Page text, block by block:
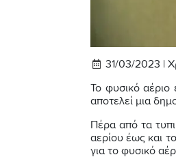
31/03/2023 |
Το φυσικό αέριο
αποτελεί μια
Πέρα από τα
αερίου έως και
για το φυσικό